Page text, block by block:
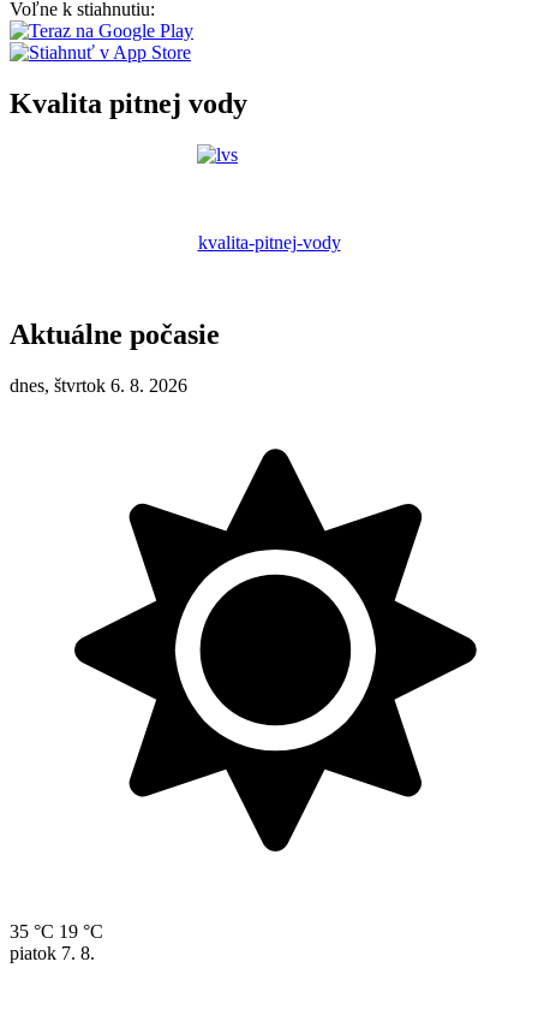
Voľne k stiahnutiu:
Kvalita pitnej vody
kvalita-pitnej-vody
Aktuálne počasie
dnes, štvrtok 6. 8. 2026
35 °C 19 °C
piatok 7. 8.